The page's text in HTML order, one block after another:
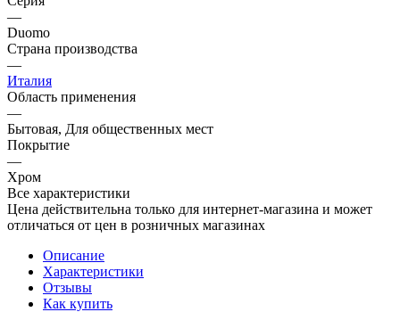
—
Duomo
Страна производства
—
Италия
Область применения
—
Бытовая, Для общественных мест
Покрытие
—
Хром
Все характеристики
Цена действительна только для интернет-магазина и может
отличаться от цен в розничных магазинах
Описание
Характеристики
Отзывы
Как купить